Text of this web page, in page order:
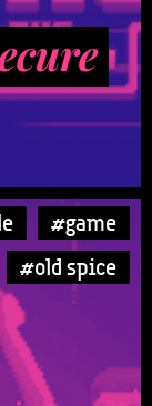
#game
#old spice